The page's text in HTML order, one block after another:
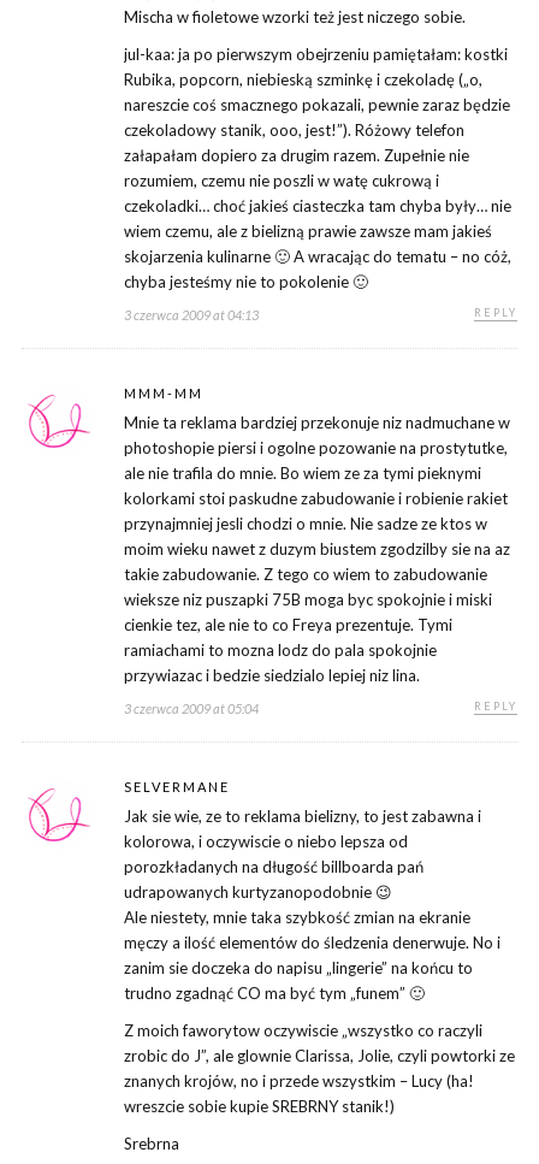
Mischa w fioletowe wzorki też jest niczego sobie.
jul-kaa: ja po pierwszym obejrzeniu pamiętałam: kostki
Rubika, popcorn, niebieską szminkę i czekoladę („o,
nareszcie coś smacznego pokazali, pewnie zaraz będzie
czekoladowy stanik, ooo, jest!”). Różowy telefon
załapałam dopiero za drugim razem. Zupełnie nie
rozumiem, czemu nie poszli w watę cukrową i
czekoladki… choć jakieś ciasteczka tam chyba były… nie
wiem czemu, ale z bielizną prawie zawsze mam jakieś
skojarzenia kulinarne 🙂 A wracając do tematu – no cóż,
chyba jesteśmy nie to pokolenie 🙂
3 czerwca 2009 at 04:13 REPLY
MMM-MM
Mnie ta reklama bardziej przekonuje niz nadmuchane w
photoshopie piersi i ogolne pozowanie na prostytutke,
ale nie trafila do mnie. Bo wiem ze za tymi pieknymi
kolorkami stoi paskudne zabudowanie i robienie rakiet
przynajmniej jesli chodzi o mnie. Nie sadze ze ktos w
moim wieku nawet z duzym biustem zgodzilby sie na az
takie zabudowanie. Z tego co wiem to zabudowanie
wieksze niz puszapki 75B moga byc spokojnie i miski
cienkie tez, ale nie to co Freya prezentuje. Tymi
ramiachami to mozna lodz do pala spokojnie
przywiazac i bedzie siedzialo lepiej niz lina.
3 czerwca 2009 at 05:04 REPLY
SELVERMANE
Jak sie wie, ze to reklama bielizny, to jest zabawna i
kolorowa, i oczywiscie o niebo lepsza od
porozkładanych na długość billboarda pań
udrapowanych kurtyzanopodobnie 😉
Ale niestety, mnie taka szybkość zmian na ekranie
męczy a ilość elementów do śledzenia denerwuje. No i
zanim sie doczeka do napisu „lingerie” na końcu to
trudno zgadnąć CO ma być tym „funem” 🙂
Z moich faworytow oczywiscie „wszystko co raczyli
zrobic do J”, ale glownie Clarissa, Jolie, czyli powtorki ze
znanych krojów, no i przede wszystkim – Lucy (ha!
wreszcie sobie kupie SREBRNY stanik!)
Srebrna